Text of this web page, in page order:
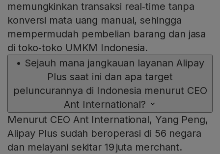
memungkinkan transaksi real‑time tanpa
konversi mata uang manual, sehingga
mempermudah pembelian barang dan jasa
di toko‑toko UMKM Indonesia.
• Sejauh mana jangkauan layanan Alipay
Plus saat ini dan apa target
peluncurannya di Indonesia menurut CEO
Ant International?
Menurut CEO Ant International, Yang Peng,
Alipay Plus sudah beroperasi di 56 negara
dan melayani sekitar 19 juta merchant.